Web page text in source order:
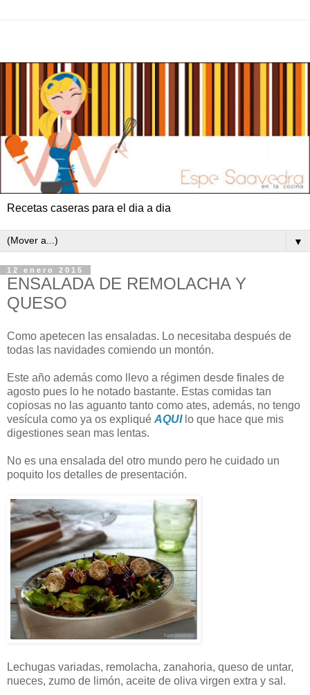
Recetas caseras para el dia a dia
▼
12 enero 2015
ENSALADA DE REMOLACHA Y
QUESO
Como apetecen las ensaladas. Lo necesitaba después de
todas las navidades comiendo un montón.
Este año además como llevo a régimen desde finales de
agosto pues lo he notado bastante. Estas comidas tan
copiosas no las aguanto tanto como ates, además, no tengo
vesícula como ya os expliqué AQUIlo que hace que mis
digestiones sean mas lentas.
No es una ensalada del otro mundo pero he cuidado un
poquito los detalles de presentación.
Lechugas variadas, remolacha, zanahoria, queso de untar,
nueces, zumo de limón, aceite de oliva virgen extra y sal.